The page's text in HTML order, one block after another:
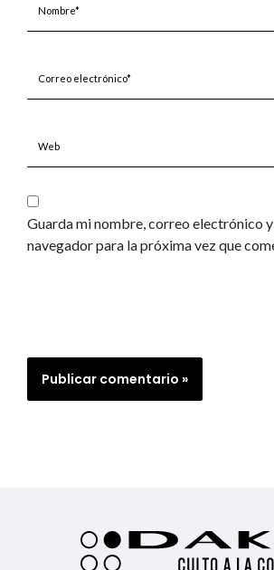
electrónico*
Guarda mi nombre, correo electrónico
navegador para la próxima vez que